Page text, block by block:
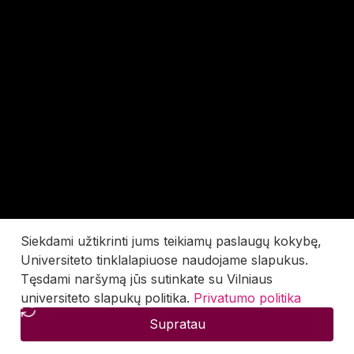
Siekdami užtikrinti jums teikiamų paslaugų kokybę,
Universiteto tinklalapiuose naudojame slapukus.
Tęsdami naršymą jūs sutinkate su Vilniaus
universiteto slapukų politika. Privatumo politika
Supratau